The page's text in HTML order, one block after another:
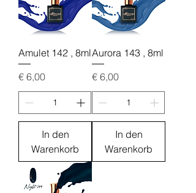
Amulet 142 , 8ml
Preis
€ 6,00
In den
Warenkorb
Aurora 143 , 8ml
Preis
€ 6,00
In den
Warenkorb